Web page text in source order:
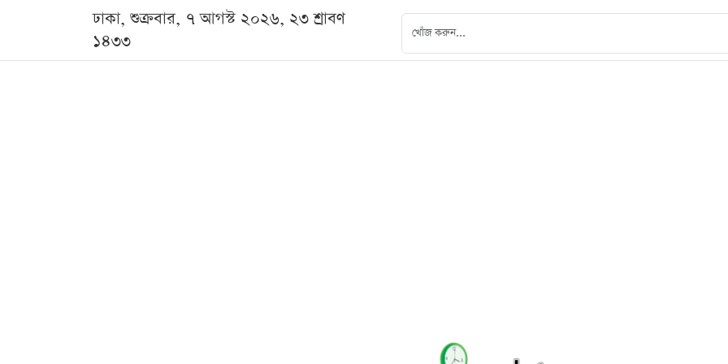
ঢাকা, শুক্রবার, ৭ আগস্ট ২০২৬, ২৩ শ্রাবণ
১৪৩৩